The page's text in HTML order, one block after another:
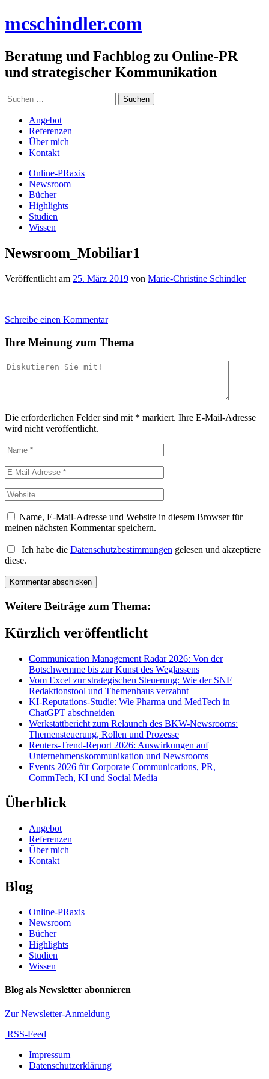
Inhalt
mcschindler.com
Beratung und Fachblog zu Online-PR
und strategischer Kommunikation
Suchen
nach:
Angebot
Referenzen
Über mich
Kontakt
Online-PRaxis
Newsroom
Bücher
Highlights
Studien
Wissen
Newsroom_Mobiliar1
Veröffentlicht am 25. März 2019 von Marie-Christine Schindler
Schreibe einen Kommentar
Ihre Meinung zum Thema
Die erforderlichen Felder sind mit * markiert. Ihre E-Mail-Adresse
wird nicht veröffentlicht.
Name, E-Mail-Adresse und Website in diesem Browser für
meinen nächsten Kommentar speichern.
Ich habe die Datenschutzbestimmungen gelesen und akzeptiere
diese.
Weitere Beiträge zum Thema:
Kürzlich veröffentlicht
Communication Management Radar 2026: Von der
Botschwemme bis zur Kunst des Weglassens
Vom Excel zur strategischen Steuerung: Wie der SNF
Redaktionstool und Themenhaus verzahnt
KI-Reputations-Studie: Wie Pharma und MedTech in
ChatGPT abschneiden
Werkstattbericht zum Relaunch des BKW-Newsrooms:
Themensteuerung, Rollen und Prozesse
Reuters-Trend-Report 2026: Auswirkungen auf
Unternehmenskommunikation und Newsrooms
Events 2026 für Corporate Communications, PR,
CommTech, KI und Social Media
Überblick
Angebot
Referenzen
Über mich
Kontakt
Blog
Online-PRaxis
Newsroom
Bücher
Highlights
Studien
Wissen
Blog als Newsletter abonnieren
Zur Newsletter-Anmeldung
RSS-Feed
Impressum
Datenschutzerklärung